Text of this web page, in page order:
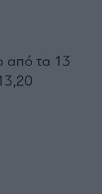
από τα 13